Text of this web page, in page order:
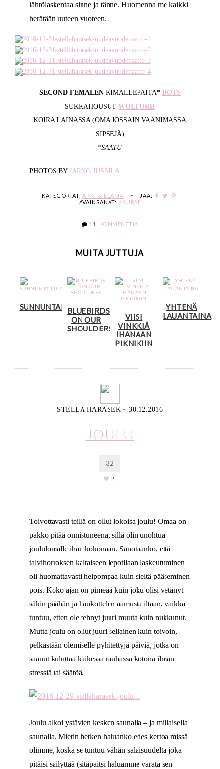
lähtölaskentaa sinne ja tänne. Huomenna me kaikki
herätään uuteen vuoteen.
SECOND FEMALENKIMALLEPAITA* DOTS
SUKKAHOUSUTWOLFORD
KOIRA LAINASSA (OMA JOSSAIN VAANIMASSA
SIPSEJÄ)
*SAATU
PHOTOS BY JARNO JUSSILA
KATEGORIAT: ARKI & ELÄMÄ ~
JAA:
AVAINSANAT: KAUPAT
11 KOMMENTTIA
MUITA JUTTUJA
SUNNUNTAILUPAUKSIA
BLUEBIRDS
ON OUR
SHOULDERS
VIISI
VINKKIÄ
IHANAAN
PIKNIKIIN
YHTENÄ
LAUANTAINA
STELLA HARASEK ~30.12.2016
JOULU
32
2
Toivottavasti teillä on ollut lokoisa joulu! Omaa on
pakko pitää onnistuneena, sillä olin unohtua
joululomalle ihan kokonaan. Sanotaanko, että
talvihorroksen kaltaiseen lepotilaan laskeutuminen
oli huomattavasti helpompaa kuin sieltä pääseminen
pois. Koko ajan on pimeää kuin joku olisi vetänyt
säkin päähän ja haukottelen aamusta iltaan, vaikka
tuntuu, etten ole tehnyt juuri muuta kuin nukkunut.
Mutta joulu on ollut juuri sellainen kuin toivoin,
pelkästään olemiselle pyhitettyjä päiviä, jotka on
saanut kuluttaa kaikessa rauhassa kotona ilman
stressiä tai säätöä.
Joulu alkoi ystävien kesken saunalla – ja millaisella
saunalla. Mietin hetken haluanko edes kertoa missä
olimme, koska se tuntuu vähän salaisuudelta joka
pitäisi säilyttää (sitäpaitsi haluamme varata sen